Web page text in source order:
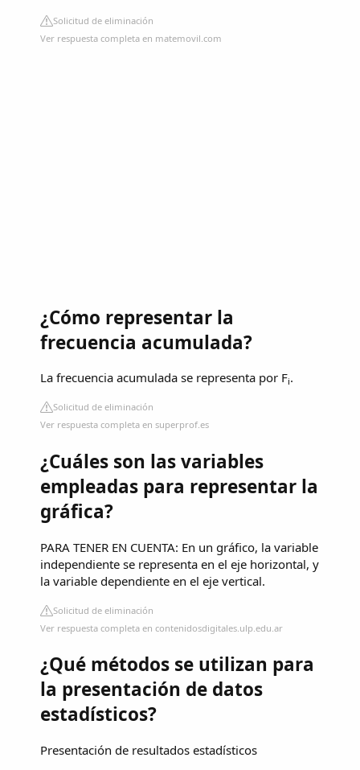
Solicitud de eliminación
Ver respuesta completa en matemovil.com
¿Cómo representar la
frecuencia acumulada?
La frecuencia acumulada se representa por Fi.
Solicitud de eliminación
Ver respuesta completa en superprof.es
¿Cuáles son las variables
empleadas para representar la
gráfica?
PARA TENER EN CUENTA: En un gráfico, la variable
independiente se representa en el eje horizontal, y
la variable dependiente en el eje vertical.
Solicitud de eliminación
Ver respuesta completa en contenidosdigitales.ulp.edu.ar
¿Qué métodos se utilizan para
la presentación de datos
estadísticos?
Presentación de resultados estadísticos